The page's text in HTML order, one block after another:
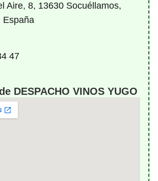
Aire, 8, 13630 Socuéllamos,
España
47
DESPACHO VINOS YUGO